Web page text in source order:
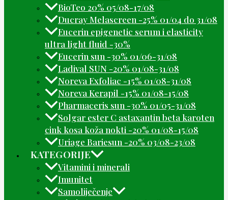
BioTeo 20% 05/08-17/08
Ducray Melascreen -25% 01/04 do 31/08
Eucerin epigenetic serum i elasticity
ultra light fluid -30%
Eucerin sun -30% 01/06-31/08
Ladival SUN -20% 01/08-31/08
Noreva Exfoliac -15% 01/08-31/08
Noreva Kerapil -15% 01/08-15/08
Pharmaceris sun -30% 01/05-31/08
Solgar ester C astaxantin beta karoten
cink kosa koža nokti -20% 01/08-15/08
Uriage Bariesun -20% 03/08-23/08
KATEGORIJE
Vitamini i minerali
Imunitet
Samoliječenje